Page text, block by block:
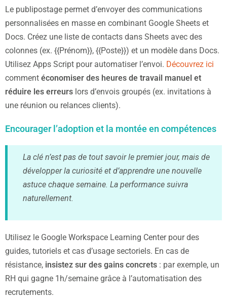
Le publipostage permet d’envoyer des communications
personnalisées en masse en combinant Google Sheets et
Docs. Créez une liste de contacts dans Sheets avec des
colonnes (ex. {{Prénom}}, {{Poste}}) et un modèle dans Docs.
Utilisez Apps Script pour automatiser l’envoi. Découvrez ici
comment économiser des heures de travail manuel et
réduire les erreurs lors d’envois groupés (ex. invitations à
une réunion ou relances clients).
Encourager l’adoption et la montée en compétences
La clé n’est pas de tout savoir le premier jour, mais de
développer la curiosité et d’apprendre une nouvelle
astuce chaque semaine. La performance suivra
naturellement.
Utilisez le Google Workspace Learning Center pour des
guides, tutoriels et cas d’usage sectoriels. En cas de
résistance, insistez sur des gains concrets : par exemple, un
RH qui gagne 1h/semaine grâce à l’automatisation des
recrutements.